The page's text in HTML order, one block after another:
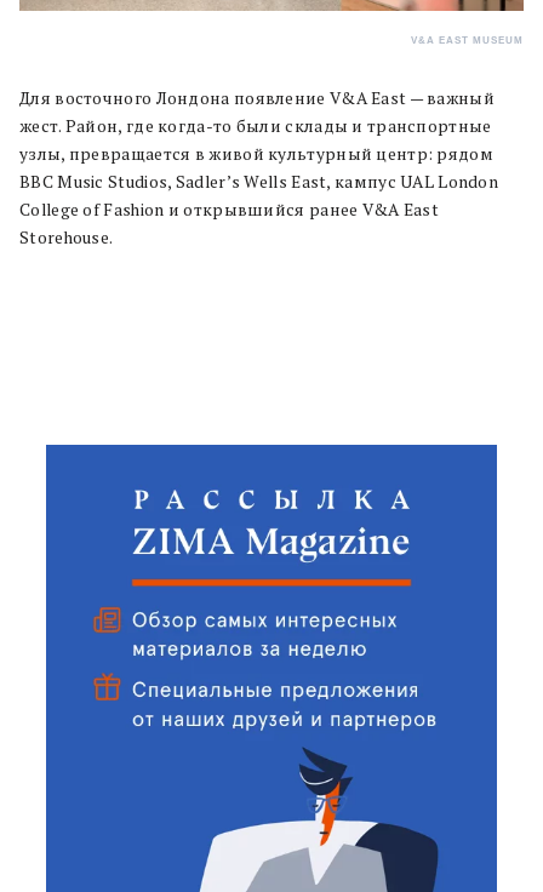
V&A EAST MUSEUM
Для восточного Лондона появление V&A East — важный
жест. Район, где когда-то были склады и транспортные
узлы, превращается в живой культурный центр: рядом
BBC Music Studios, Sadler’s Wells East, кампус UAL London
College of Fashion и открывшийся ранее V&A East
Storehouse.